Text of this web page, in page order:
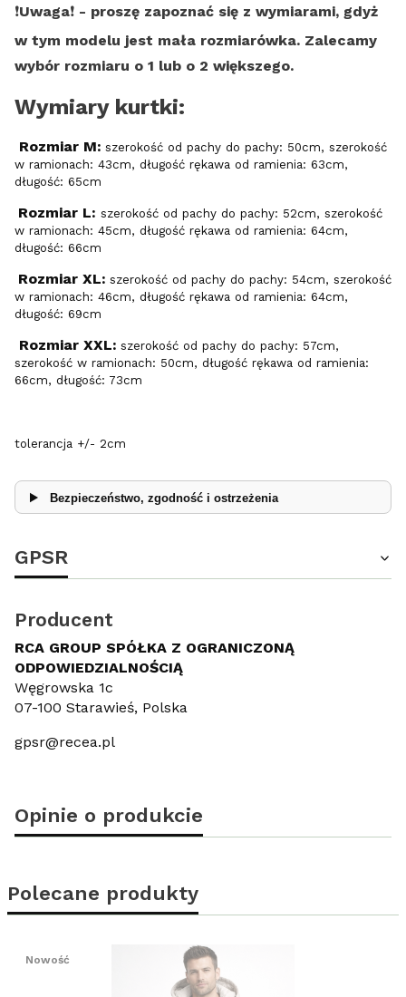
❗️Uwaga❗️ - proszę zapoznać się z wymiarami, gdyż
w tym modelu jest mała rozmiarówka. Zalecamy
wybór rozmiaru o 1 lub o 2 większego.
Wymiary kurtki:
Rozmiar M: szerokość od pachy do pachy: 50cm, szerokość
w ramionach: 43cm, długość rękawa od ramienia: 63cm,
długość: 65cm
Rozmiar L: szerokość od pachy do pachy: 52cm, szerokość
w ramionach: 45cm, długość rękawa od ramienia: 64cm,
długość: 66cm
Rozmiar XL: szerokość od pachy do pachy: 54cm, szerokość
w ramionach: 46cm, długość rękawa od ramienia: 64cm,
długość: 69cm
Rozmiar XXL: szerokość od pachy do pachy: 57cm,
szerokość w ramionach: 50cm, długość rękawa od ramienia:
66cm, długość: 73cm
tolerancja +/- 2cm
Bezpieczeństwo, zgodność i ostrzeżenia
GPSR
Producent
RCA GROUP SPÓŁKA Z OGRANICZONĄ
ODPOWIEDZIALNOŚCIĄ
Węgrowska 1c
07-100 Starawieś, Polska
gpsr@recea.pl
Opinie o produkcie
Polecane produkty
Nowość